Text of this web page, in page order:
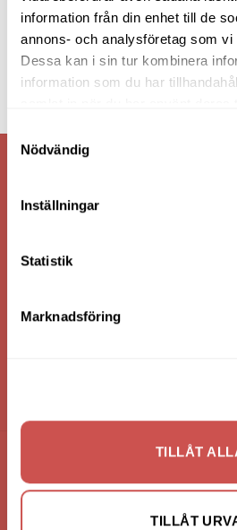
information från din enhet till de
annons- och analysföretag som vi
Dessa kan i sin tur kombinera
information som du har
Samtyckesval
Nödvändig
Inställningar
Statistik
Marknadsföring
TILLÅT
TILLÅT
Nilssons Möbler i Lammhult